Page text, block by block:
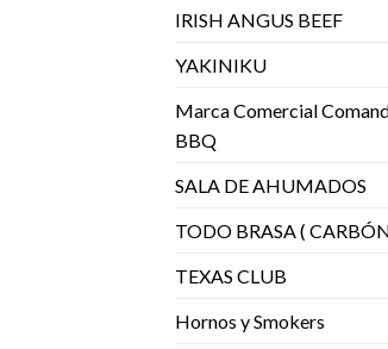
IRISH ANGUS BEEF
YAKINIKU
Marca Comercial
BBQ
SALA DE AHUMADOS
TODO BRASA (
TEXAS CLUB
Hornos y Smokers